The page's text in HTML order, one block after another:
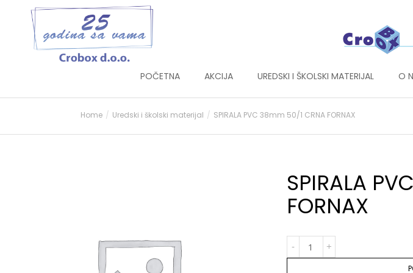
POČETNA AKCIJA UREDSKI I ŠKOLSKI MATERIJAL O
You are here:
Home Uredski i školski materijal SPIRALA PVC 38mm 50/1 CRNA FORNAX
SPIRALA
FORNAX